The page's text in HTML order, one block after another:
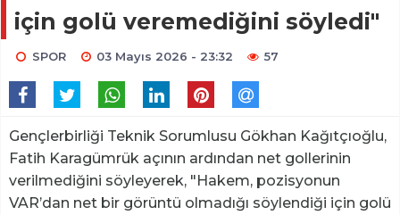
için golü veremediğini söyledi"
SPOR 03 Mayıs 2026 - 23:32 57
Gençlerbirliği Teknik Sorumlusu Gökhan Kağıtçıoğlu,
Fatih Karagümrük açının ardından net gollerinin
verilmediğini söyleyerek, "Hakem, pozisyonun
VAR’dan net bir görüntü olmadığı söylendiği için golü